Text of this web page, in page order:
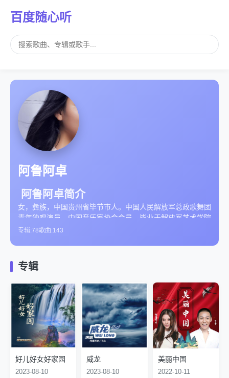
百度随心听
阿鲁阿卓
阿鲁阿卓简介
女，彝族，中国贵州省毕节市人。中国人民解放军总政歌舞团
青年独唱演员、中国音乐家协会会员、毕业于解放军艺术学院
音乐系，2009年获得中国声乐最高奖“金钟奖”通俗唱法金奖，
出生地：贵州毕节
出生日期：6月28日
青睐的颜色：白色、黑色
擅长的运动：游泳
可口的水果：苹果
心仪的季节：春天
害怕的事情：吃不到辣的
认可的朋友类型：真诚、热情
早年经历
出生于乌蒙山大山深处的彝族姑娘阿鲁阿卓，生长在一个和
谐的家庭，父亲和母亲从小对她悉心培养，甚至父母间有时有
点摩擦也不会当着她的面，总是把美好的东西给女儿，阿卓从
小多才多艺，3岁时就开始跟随父亲带领的歌舞队到各地演
出，少年时曾代表贵州参加全国西部少数民族歌手大赛，获第
二名，高中毕业时已有各种歌唱奖30多个。
中学时代的她，更是凭借天生的演唱才能为自己的学校屡夺殊
艺术历程
1、第十四届CCTV青年歌手电视大奖赛流行唱法金奖；
2、2009年中国声乐高奖“中国音乐金钟奖”流行唱法金奖；
3、“中央电视台第十二届全国青年歌手电视大奖赛”铜奖得
专辑:78歌曲:143
专辑
好儿好女好家园
2023-08-10
威龙
2023-08-10
美丽中国
2022-10-11